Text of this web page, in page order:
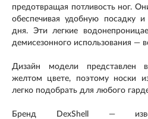
предотвращая потливость ног.
обеспечивая удобную посадку
дня. Эти легкие
демисезонного использования —
Дизайн модели представлен
желтом цвете, поэтому носки
легко подобрать для любого
Бренд DexShell —